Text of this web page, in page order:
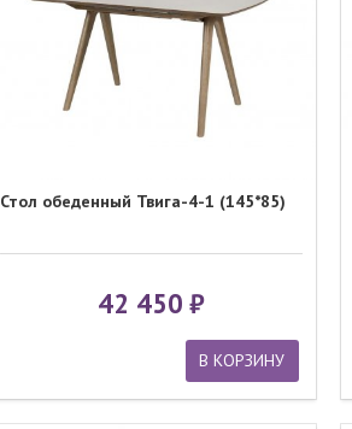
Стол обеденный Твига-4-1 (145*85)
42 450
В КОРЗИНУ